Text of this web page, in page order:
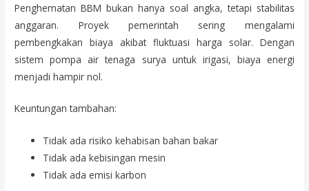
Penghematan BBM bukan hanya soal angka, tetapi stabilitas
anggaran. Proyek pemerintah sering mengalami
pembengkakan biaya akibat fluktuasi harga solar. Dengan
sistem pompa air tenaga surya untuk irigasi, biaya energi
menjadi hampir nol.
Keuntungan tambahan:
Tidak ada risiko kehabisan bahan bakar
Tidak ada kebisingan mesin
Tidak ada emisi karbon